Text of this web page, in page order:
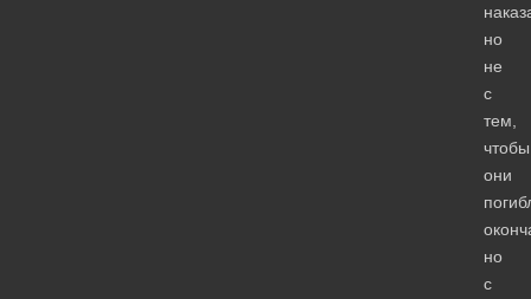
но
не
с
тем,
чтобы
они
но
с